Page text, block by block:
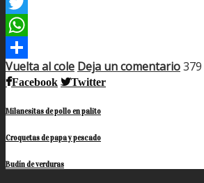
Twitter
WhatsApp
Compartir
Vuelta al cole Deja un comentario379
Facebook Twitter
Milanesitas de pollo en palito
Croquetas de papa y pescado
Budín de verduras